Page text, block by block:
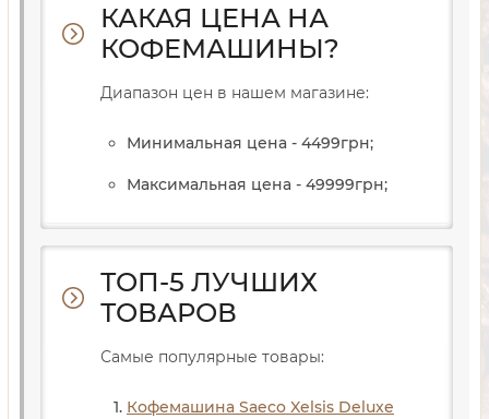
КАКАЯ ЦЕНА НА
КОФЕМАШИНЫ?
Диапазон цен в нашем магазине:
Минимальная цена - 4499грн;
Максимальная цена - 49999грн;
ТОП-5 ЛУЧШИХ
ТОВАРОВ
Самые популярные товары:
Кофемашина Saeco Xelsis Deluxe